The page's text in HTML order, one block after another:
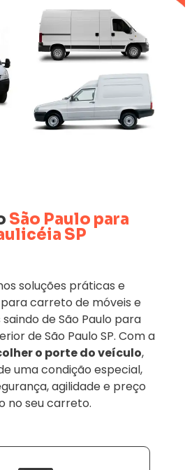
São Paulo para
SP
soluções práticas e
carreto de móveis e
de São Paulo para
de São Paulo SP. Com a
o porte do veículo,
uma condição especial,
agilidade e preço
no seu carreto.